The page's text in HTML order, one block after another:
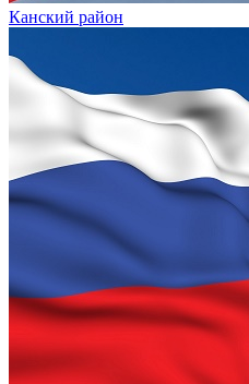
Канский район